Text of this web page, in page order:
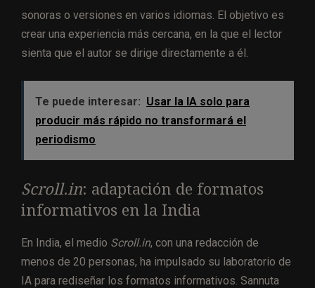
sonoras o versiones en varios idiomas. El objetivo es
crear una experiencia más cercana, en la que el lector
sienta que el autor se dirige directamente a él.
Te puede interesar: Usar la IA solo para
producir más rápido no transformará el
periodismo
Scroll.in: adaptación de formatos
informativos en la India
En India, el medio Scroll.in, con una redacción de
menos de 20 personas, ha impulsado su laboratorio de
IA para rediseñar los formatos informativos. Sannuta